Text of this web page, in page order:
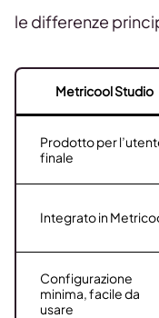
le differenze
Metricool Studio
Prodotto per
finale
Integrato in
Configurazione
minima, facile da
usare